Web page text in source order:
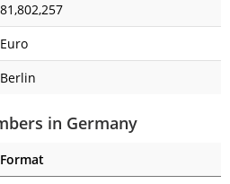
81,802,257
Euro
Berlin
in Germany
Format